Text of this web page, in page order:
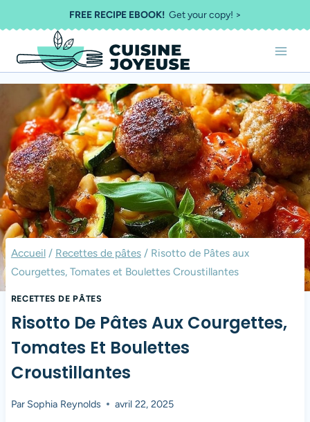
au
contenu
FREE RECIPE EBOOK!Get your copy! >
Accueil / Recettes de pâtes / Risotto de Pâtes aux
Courgettes, Tomates et Boulettes Croustillantes
RECETTES DE PÂTES
Risotto De Pâtes Aux Courgettes,
Tomates Et Boulettes
Croustillantes
Par Sophia Reynolds avril 22, 2025